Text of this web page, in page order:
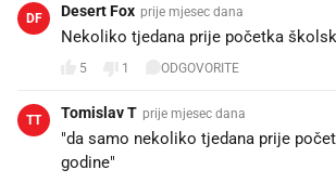
DF Desert Fox prije mjesec dana
Nekoliko tjedana prije početka
5 1 ODGOVORITE
TT Tomislav T prije mjesec dana
"da samo nekoliko tjedana prije
godine"